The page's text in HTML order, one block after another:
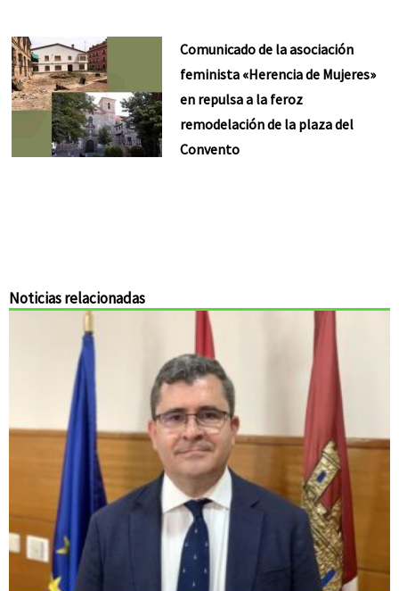
Comunicado de la asociación
feminista «Herencia de Mujeres»
en repulsa a la feroz
remodelación de la plaza del
Convento
Noticias relacionadas